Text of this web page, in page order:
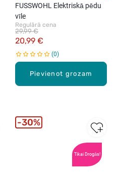
Pievienot grozam
FUSSWOHL Elektriskā pēdu
vīle
Regulārā cena
20,99 €
29,99 €
0
Tikai Drogās!
30%